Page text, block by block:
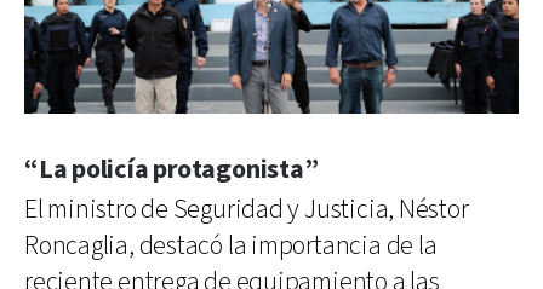
“La policía protagonista”
El ministro de Seguridad y Justicia, Néstor
Roncaglia, destacó la importancia de la
reciente entrega de equipamiento a las